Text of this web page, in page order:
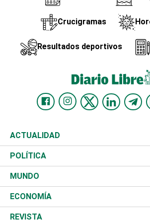
Crucigramas
Resultados deportivos
ACTUALIDAD
Nacional
Ciudad
Educación
Salud
POLÍTICA
Partidos
JCE
TSE
MUNDO
Estados Unidos
América Latina
ECONOMÍA
Finanzas
REVISTA